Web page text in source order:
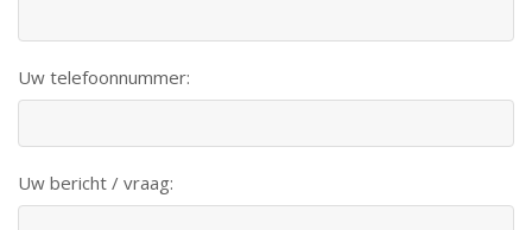
Uw telefoonnummer:
Uw bericht / vraag: